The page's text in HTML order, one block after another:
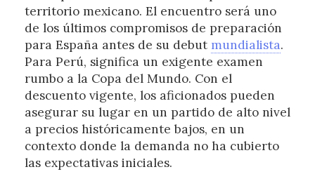
territorio mexicano. El encuentro será uno
de los últimos compromisos de preparación
para España antes de su debut mundialista.
Para Perú, significa un exigente examen
rumbo a la Copa del Mundo. Con el
descuento vigente, los aficionados pueden
asegurar su lugar en un partido de alto nivel
a precios históricamente bajos, en un
contexto donde la demanda no ha cubierto
las expectativas iniciales.